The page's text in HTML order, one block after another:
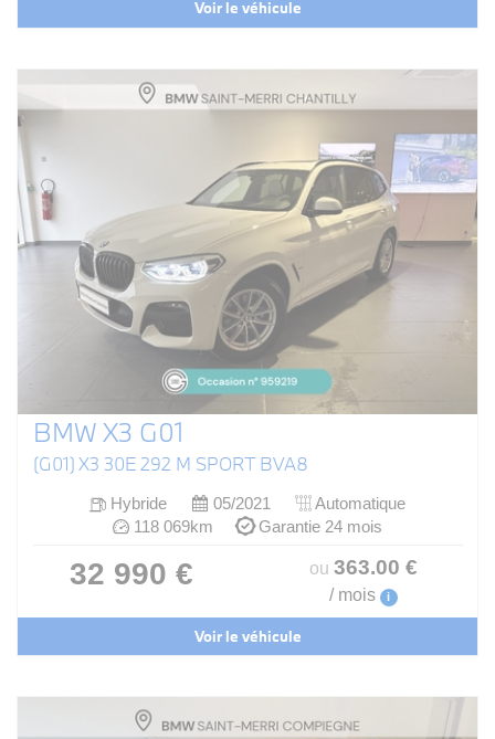
Voir le véhicule
BMW X3 G01
(G01) X3 30E 292 M SPORT BVA8
Hybride 05/2021
Automatique
118 069km
Garantie 24 mois
32 990 € ou 363.00 €
/ mois i
Voir le véhicule